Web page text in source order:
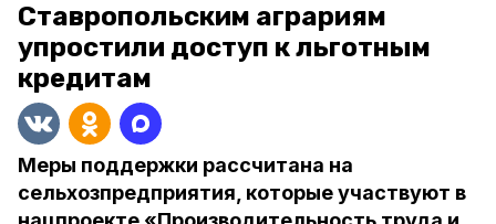
Ставропольским аграриям
упростили доступ к льготным
кредитам
Меры поддержки рассчитана на
сельхозпредприятия, которые участвуют в